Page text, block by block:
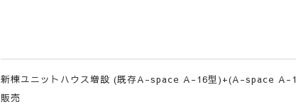
新棟ユニットハウス増設 (既存A-space A-16型)+(A-space A-
販売